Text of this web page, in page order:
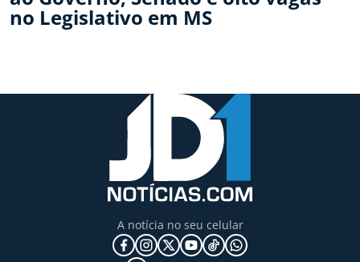
no Legislativo em MS
A notícia no seu celular